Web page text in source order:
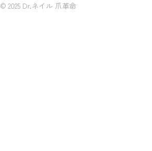
© 2025 Dr.ネイル 爪革命